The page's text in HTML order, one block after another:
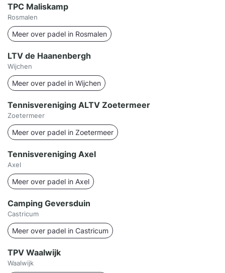
TPC Maliskamp
Rosmalen
Meer over padel in Rosmalen
LTV de Haanenbergh
Wijchen
Meer over padel in Wijchen
Tennisvereniging ALTV Zoetermeer
Zoetermeer
Meer over padel in Zoetermeer
Tennisvereniging Axel
Axel
Meer over padel in Axel
Camping Geversduin
Castricum
Meer over padel in Castricum
TPV Waalwijk
Waalwijk